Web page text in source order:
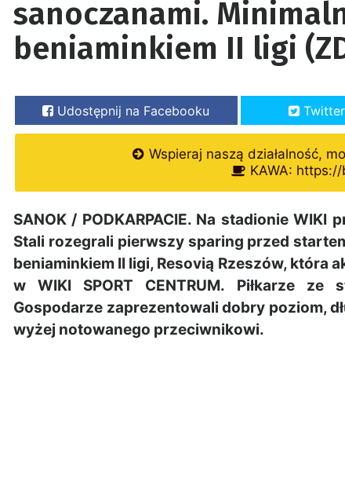
sanoczanami.
beniaminkiem II ligi
Udostępnij na Facebooku
Wspieraj naszą działalność,
KAWA:
SANOK / PODKARPACIE. Na stadionie
Stali rozegrali pierwszy sparing przed
beniaminkiem II ligi, Resovią Rzeszów,
w WIKI SPORT CENTRUM. Piłkarze
Gospodarze zaprezentowali dobry poziom,
wyżej notowanego przeciwnikowi.